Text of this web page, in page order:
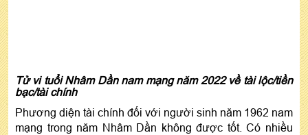
Tử vi tuổi Nhâm Dần nam mạng năm 2022 về tài lộc/tiền
bạc/tài chính
Phương diện tài chính đối với người sinh năm 1962 nam
mạng trong năm Nhâm Dần không được tốt. Có nhiều